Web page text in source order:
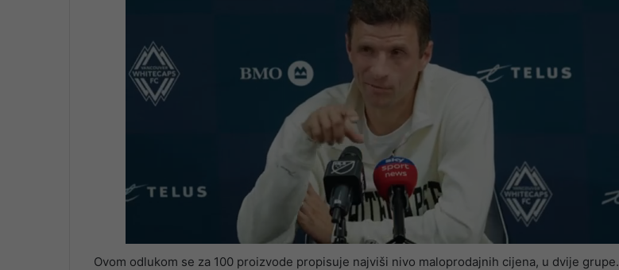
Ovom odlukom se za 100 proizvode propisuje najviši nivo maloprodajnih cijena, u dvije grupe.